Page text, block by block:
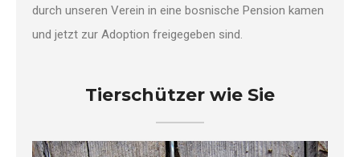
durch unseren Verein in eine bosnische Pension kamen
und jetzt zur Adoption freigegeben sind.
Tierschützer wie Sie